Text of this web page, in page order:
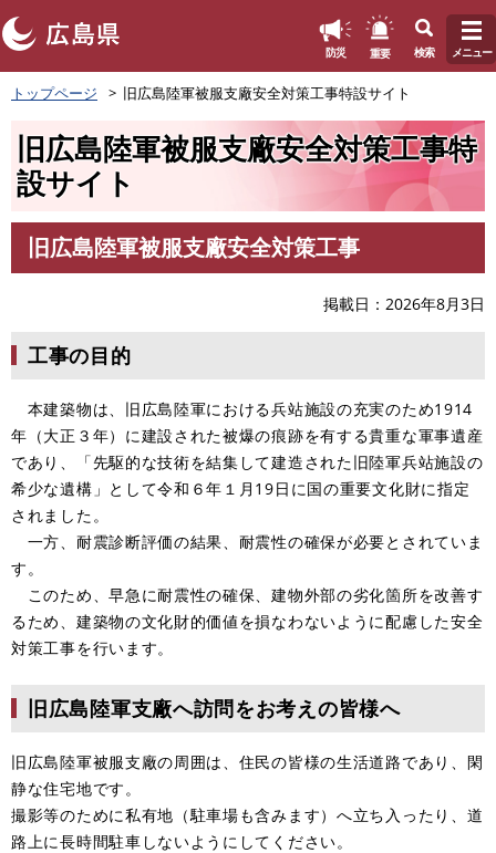
ペ
ー
で
防災 重要 検索 メニュー
トップページ 旧広島陸軍被服支廠安全対策工事特設サイト
旧広島陸軍被服支廠安全対策工事特
設サイト
文
旧広島陸軍被服支廠安全対策工事
掲載日 2026年8月3日
工事の目的
本建築物は、旧広島陸軍における兵站施設の充実のため1914
年（大正３年）に建設された被爆の痕跡を有する貴重な軍事遺産
であり、「先駆的な技術を結集して建造された旧陸軍兵站施設の
希少な遺構」として令和６年１月19日に国の重要文化財に指定
されました。
一方、耐震診断評価の結果、耐震性の確保が必要とされていま
す。
このため、早急に耐震性の確保、建物外部の劣化箇所を改善す
るため、建築物の文化財的価値を損なわないように配慮した安全
対策工事を行います。
旧広島陸軍支廠へ訪問をお考えの皆様へ
旧広島陸軍被服支廠の周囲は、住民の皆様の生活道路であり、閑
静な住宅地です。
撮影等のために私有地（駐車場も含みます）へ立ち入ったり、道
路上に長時間駐車しないようにしてください。